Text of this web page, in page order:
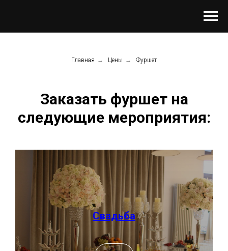
Главная → Цены → Фуршет
Заказать фуршет на
следующие мероприятия:
Свадьба